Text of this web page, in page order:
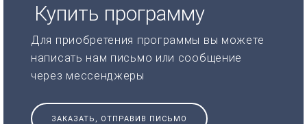
Купить программу
Для приобретения программы вы можете
написать нам письмо или сообщение
через мессенджеры
ЗАКАЗАТЬ, ОТПРАВИВ ПИСЬМО